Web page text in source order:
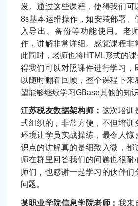
发。通过这些课程，使得我们可
8s基本运维操作，如安装部署、
入导出、备份等功能使用。老
作，讲解非常详细。感觉课程非
此同时，老师也将HTML形式的
得我们可以对照课件进行学习，
以随时翻看回顾，整个课程下来
望能够继续学习GBase其他的知识
江苏税友数据架构师： 这次培训
式组织的，非常方便，不但培训
环境让学员实战操练，最令人惊
识点的讲解真的是细致入微，都
师在群里回答我们的问题也很耐
师们，也感谢一起学习的伙伴们
问题。
某职业学院信息学院老师： 我来